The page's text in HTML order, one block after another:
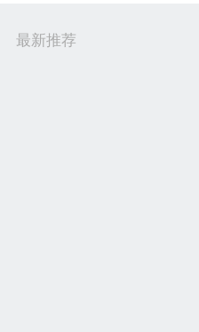
最新推荐